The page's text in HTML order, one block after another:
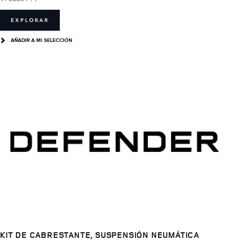
EXPLORAR
AÑADIR A MI SELECCIÓN
KIT DE CABRESTANTE, SUSPENSIÓN NEUMÁTICA